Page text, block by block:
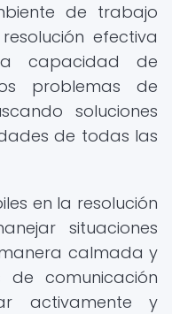
de trabajo
efectiva
capacidad de
problemas de
soluciones
de todas las
en la resolución
situaciones
calmada y
de comunicación
activamente y